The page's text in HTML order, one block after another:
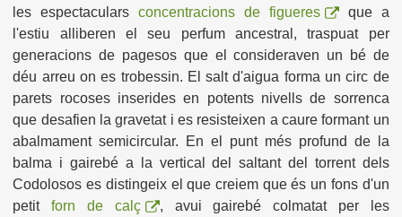
lesespectacularsconcentracions de figueres
que a
l'estiu alliberen el seu perfum ancestral, traspuat per
generacions de pagesos que el consideraven un bé de
déu arreu on es trobessin. El salt d'aigua forma un circ de
parets rocoses inserides en potents nivells de sorrenca
que desafien la gravetat i es resisteixen a caure formant un
abalmament semicircular. En el punt més profund de la
balma i gairebé a la vertical del saltant del torrent dels
Codolosos es distingeix el que creiem que és un fons d'un
petitforn de calç
, avui gairebé colmatat per les